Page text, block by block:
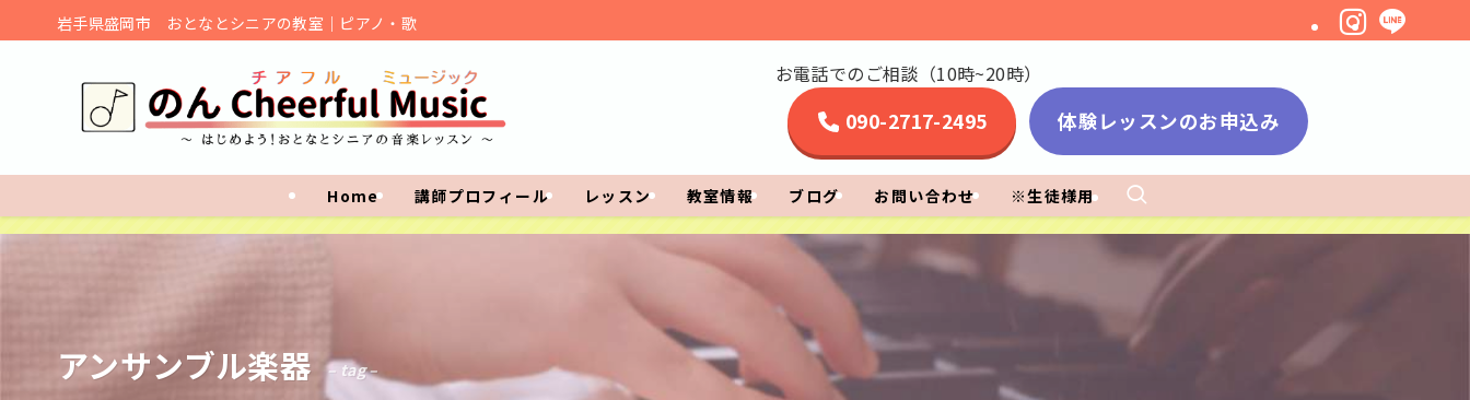
岩手県盛岡市 おとなとシニアの教室｜ピアノ・歌
Home 講師プロフィール レッスン 教室情報 ブログ お問い合わせ ※生徒様用
お電話でのご相談（10時~20時）
090-2717-2495 体験レッスンのお申込み
アンサンブル楽器 – tag –